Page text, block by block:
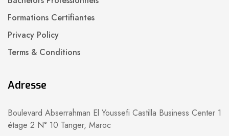
Formations Certifiantes
Privacy Policy
Terms & Conditions
Adresse
Boulevard Abserrahman El Youssefi Castilla Business Center 1
étage 2 N° 10 Tanger, Maroc